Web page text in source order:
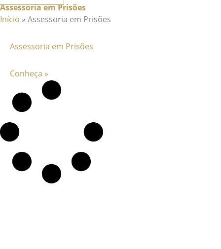
Assessoria em Prisões
Início » Assessoria em Prisões
Assessoria em Prisões
Conheça »